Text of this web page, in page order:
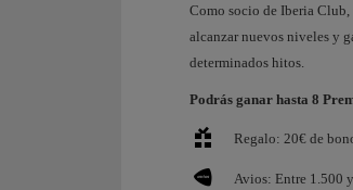
Como socio de Iberia
alcanzar nuevos niveles y
determinados hitos.
Podrás ganar hasta 8
Regalo: 20€ de
Avios: Entre 1.500